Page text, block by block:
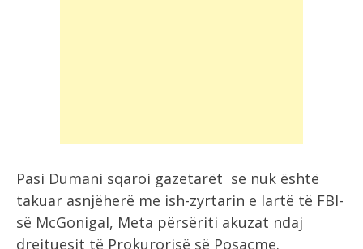
Pasi Dumani sqaroi gazetarët se nuk është
takuar asnjëherë me ish-zyrtarin e lartë të FBI-
së McGonigal, Meta përsëriti akuzat ndaj
drejtuesit të Prokurorisë së Posaçme.